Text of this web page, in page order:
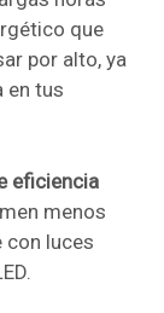
que
por alto, ya
en tus
eficiencia
menos
con luces